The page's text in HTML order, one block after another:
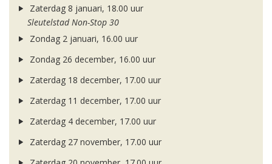
Zaterdag 8 januari, 18.00 uur
Sleutelstad Non-Stop 30
Zondag 2 januari, 16.00 uur
Zondag 26 december, 16.00 uur
Zaterdag 18 december, 17.00 uur
Zaterdag 11 december, 17.00 uur
Zaterdag 4 december, 17.00 uur
Zaterdag 27 november, 17.00 uur